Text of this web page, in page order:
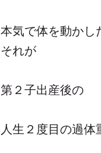
本気で体を動かし
それが
第２子出産後の
人生２度目の過